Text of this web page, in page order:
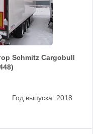
Schmitz Cargobull
Год выпуска: 2018